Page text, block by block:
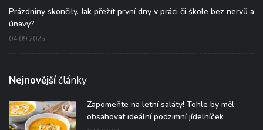
Prázdniny skončily. Jak přežít první dny v práci či škole bez nervů a
únavy?
04.09.2025
Nejnovějšíčlánky
Zapomeňte na letní saláty! Tohle by měl
obsahovat ideální podzimní jídelníček